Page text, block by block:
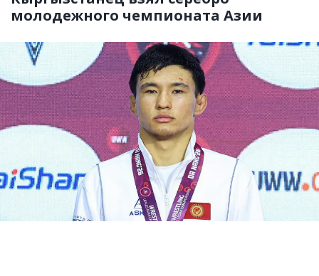
молодежного чемпионата Азии